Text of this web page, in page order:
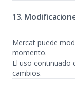
13.
Mercat puede
momento.
El uso continuado
cambios.